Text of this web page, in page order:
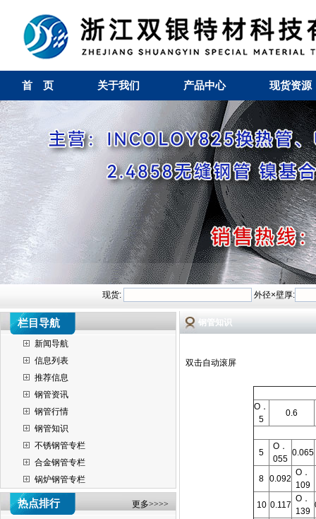
首 页 关于我们 产品中心 现货资源
现货: 外径×壁厚:
栏目导航
新闻导航
信息列表
推荐信息
钢管资讯
钢管行情
钢管知识
不锈钢管专栏
合金钢管专栏
锅炉钢管专栏
热点排行 更多>>>>
钢管知识
双击自动滚屏
O．
5
0.6
5
O．
055
0.065
8 0.092
O．
109
10 0.117
O．
139